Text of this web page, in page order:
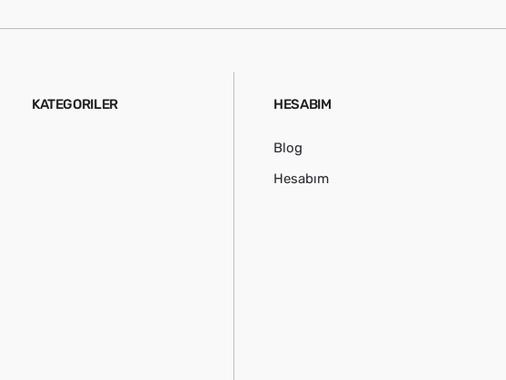
KATEGORILER HESABIM
Blog
Hesabım